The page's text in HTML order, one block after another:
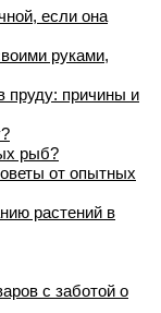
если она
руками,
пруду: причины и
рыб?
от опытных
растений в
с заботой о